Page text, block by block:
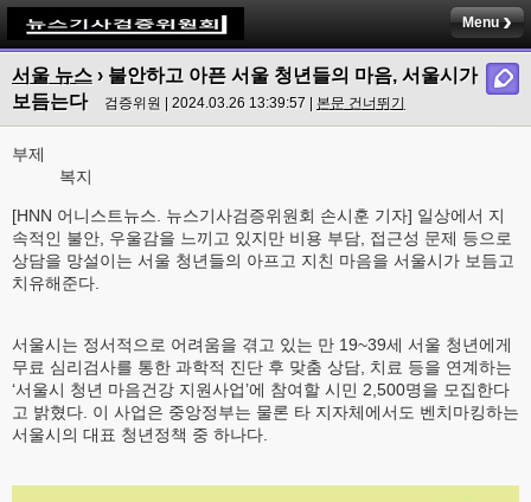
Menu
서울 뉴스 › 불안하고 아픈 서울 청년들의 마음, 서울시가
보듬는다
검증위원 | 2024.03.26 13:39:57 | 본문 건너뛰기
부제
복지
[HNN 어니스트뉴스. 뉴스기사검증위원회 손시훈 기자] 일상에서 지
속적인 불안, 우울감을 느끼고 있지만 비용 부담, 접근성 문제 등으로
상담을 망설이는 서울 청년들의 아프고 지친 마음을 서울시가 보듬고
치유해준다.
서울시는 정서적으로 어려움을 겪고 있는 만 19~39세 서울 청년에게
무료 심리검사를 통한 과학적 진단 후 맞춤 상담, 치료 등을 연계하는
‘서울시 청년 마음건강 지원사업’에 참여할 시민 2,500명을 모집한다
고 밝혔다. 이 사업은 중앙정부는 물론 타 지자체에서도 벤치마킹하는
서울시의 대표 청년정책 중 하나다.